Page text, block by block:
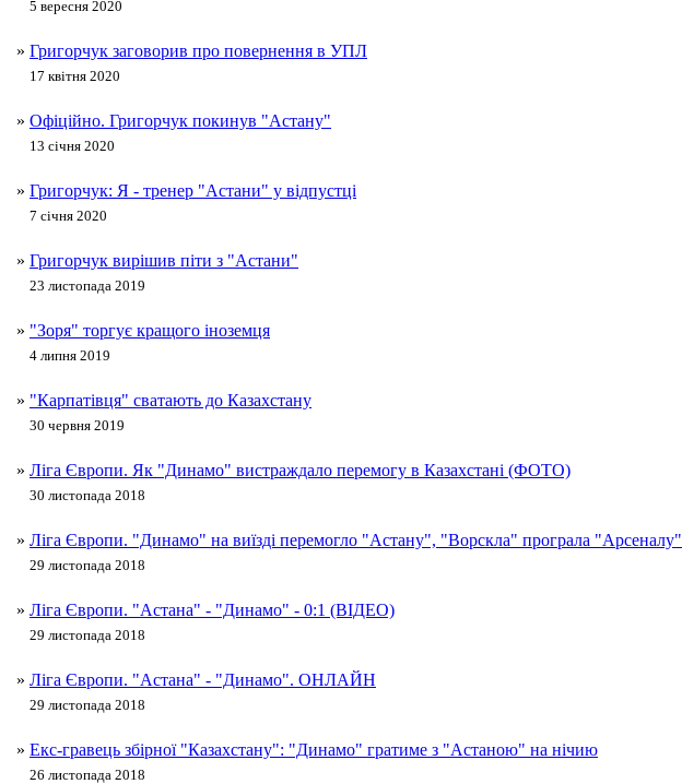
5 вересня 2020
» Григорчук заговорив про повернення в УПЛ
17 квітня 2020
» Офіційно. Григорчук покинув "Астану"
13 січня 2020
» Григорчук: Я - тренер "Астани" у відпустці
7 січня 2020
» Григорчук вирішив піти з "Астани"
23 листопада 2019
» "Зоря" торгує кращого іноземця
4 липня 2019
» "Карпатівця" сватають до Казахстану
30 червня 2019
» Ліга Європи. Як "Динамо" вистраждало перемогу в Казахстані (ФОТО)
30 листопада 2018
» Ліга Європи. "Динамо" на виїзді перемогло "Астану", "Ворскла" програла "Арсеналу"
29 листопада 2018
» Ліга Європи. "Астана" - "Динамо" - 0:1 (ВІДЕО)
29 листопада 2018
» Ліга Європи. "Астана" - "Динамо". ОНЛАЙН
29 листопада 2018
» Екс-гравець збірної "Казахстану": "Динамо" гратиме з "Астаною" на нічию
26 листопада 2018